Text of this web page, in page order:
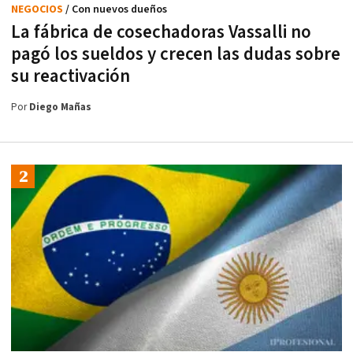
La fábrica de cosechadoras Vassalli no
pagó los sueldos y crecen las dudas sobre
su reactivación
NEGOCIOS / Con nuevos dueños
PorDiego Mañas